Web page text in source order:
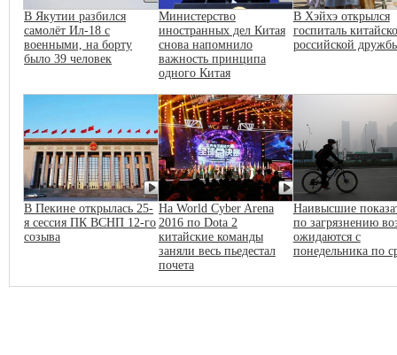
В Якутии разбился
самолёт Ил-18 с
военными, на борту
было 39 человек
Министерство
иностранных дел Китая
снова напомнило
важность принципа
одного Китая
В Хэйхэ открылся
госпиталь
российской
В Пекине открылась 25-
я сессия ПК ВСНП 12-го
созыва
На World Cyber Arena
2016 по Dota 2
китайские команды
заняли весь пьедестал
почета
Наивысшие
по загрязнению
ожидаются с
понедельника по